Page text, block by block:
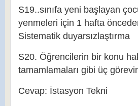
S19..sınıfa yeni başlayan
yenmeleri için 1 hafta
Sistematik duyarsızlaştırma
S20. Öğrencilerin bir konu
tamamlamaları gibi üç
Cevap: İstasyon Tekni